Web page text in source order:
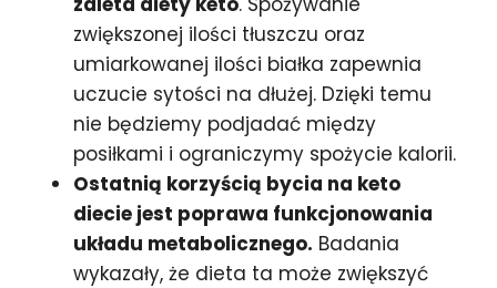
zwiększonej ilości tłuszczu oraz
umiarkowanej ilości białka zapewnia
uczucie sytości na dłużej. Dzięki temu
nie będziemy podjadać między
posiłkami i ograniczymy spożycie kalorii.
Ostatnią korzyścią bycia na keto
diecie jest poprawa funkcjonowania
układu metabolicznego. Badania
wykazały, że dieta ta może zwiększyć